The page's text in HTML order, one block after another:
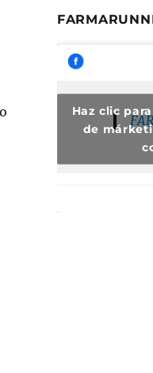
Haz clic
de